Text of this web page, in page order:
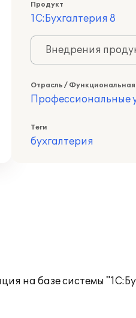
Продукт
1С:Бухгалтерия 8
Внедрения
Отрасль / Функциональная
Профессиональные
Теги
бухгалтерия
на базе системы